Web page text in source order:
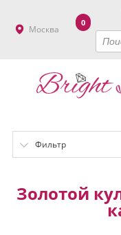
Москва
0
Фильтр
Золотой